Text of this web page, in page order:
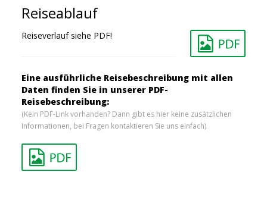
Reiseablauf
Reiseverlauf siehe PDF!
Eine ausführliche Reisebeschreibung mit allen
Daten finden Sie in unserer PDF-
Reisebeschreibung:
(Kein PDF-Link vorhanden? Dann gibt es hier keine zusätzlichen
Informationen, bei Fragen kontaktieren Sie uns einfach)